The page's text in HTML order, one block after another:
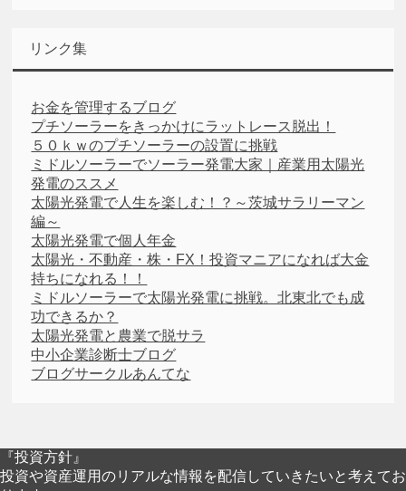
リンク集
お金を管理するブログ
プチソーラーをきっかけにラットレース脱出！
５０ｋｗのプチソーラーの設置に挑戦
ミドルソーラーでソーラー発電大家｜産業用太陽光
発電のススメ
太陽光発電で人生を楽しむ！？～茨城サラリーマン
編～
太陽光発電で個人年金
太陽光・不動産・株・FX！投資マニアになれば大金
持ちになれる！！
ミドルソーラーで太陽光発電に挑戦。北東北でも成
功できるか？
太陽光発電と農業で脱サラ
中小企業診断士ブログ
ブログサークルあんてな
『投資方針』
投資や資産運用のリアルな情報を配信していきたいと考えてお